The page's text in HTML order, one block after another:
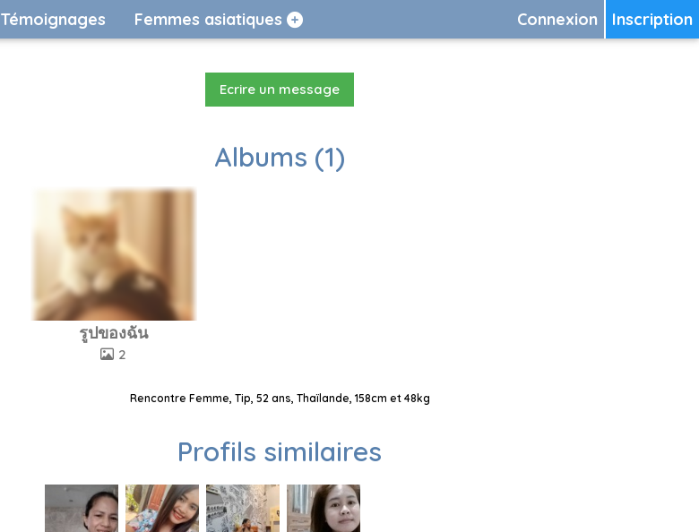
Inscription
Connexion
Témoignages Femmes asiatiques
Ecrire un message
Albums (1)
รูปของฉัน
2
Rencontre Femme, Tip, 52 ans, Thaïlande, 158cm et 48kg
Profils similaires